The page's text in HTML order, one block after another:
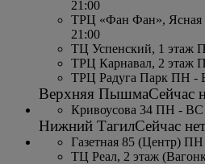
21:00
ТРЦ «Фан Фан», Ясная
21:00
ТЦ Успенский, 1 этаж
ТРЦ Карнавал, 2 этаж
ТРЦ Радуга Парк ПН -
Верхняя ПышмаСейчас
Кривоусова 34 ПН - ВС
Нижний ТагилСейчас
Газетная 85 (Центр)
ТЦ Реал, 2 этаж